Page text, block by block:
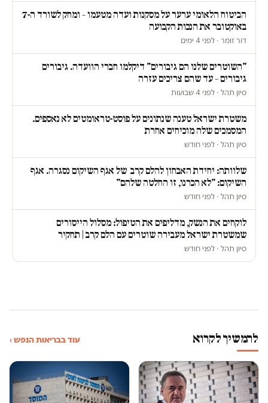
הביטוח הלאומי ערער על מסקנות ועדה מטעמו – ומחק לשורד ה-7
באוקטובר את הנכות הקבועה
דור זומר · לפני 4 ימים
"השוטרים שלנו הם גיבורים" דיקלמו חברי הוועדה. גיבורים
גיבורים – עד שהם צריכים עזרה
סיון תהל · לפני 4 שבועות
משטרת ישראל טענה שנתונים על פוסט-טראומטים לא נאספים.
המסמכים שלה מוכיחים אחרת
סיון תהל · לפני חודש
שלוותה: יחידת האבחון להלם קרב של אגף השיקום נסגרה. אגף
השיקום: "לא הכרנו, זו החלטה שלהם"
סיון תהל · לפני חודש
לוקחים את הנשק, מדליפים את הטיפול: מסלול הייסורים
שמשטרת ישראל מעבירה שוטרים עם הלם קרב | תחקיר
סיון תהל · לפני חודש
להמשיך לקרוא עוד בבריאות הנפש ›